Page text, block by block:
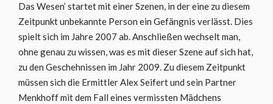
Das Wesen’ startet mit einer Szenen, in der eine zu diesem
Zeitpunkt unbekannte Person ein Gefängnis verlässt. Dies
spielt sich im Jahre 2007 ab. Anschließen wechselt man,
ohne genau zu wissen, was es mit dieser Szene auf sich hat,
zu den Geschehnissen im Jahr 2009. Zu diesem Zeitpunkt
müssen sich die Ermittler Alex Seifert und sein Partner
Menkhoff mit dem Fall eines vermissten Mädchens